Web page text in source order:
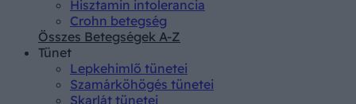
Hisztamin intolerancia
Crohn betegség
Összes Betegségek A-Z
Tünet
Lepkehimlő tünetei
Szamárköhögés tünetei
Skarlát tünetei